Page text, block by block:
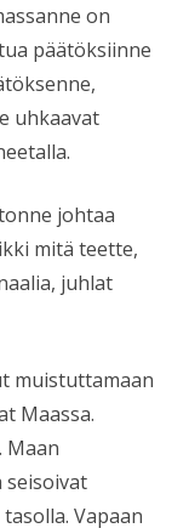
on
päätöksiinne
uhkaavat
johtaa
mitä teette,
juhlat
muistuttamaan
Maassa.
Maan
Vapaan